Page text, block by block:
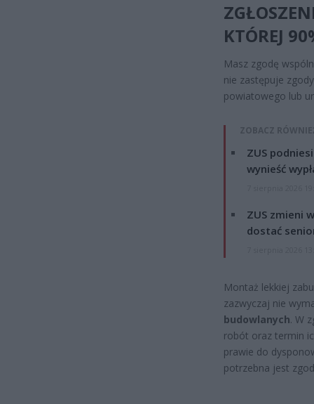
KTÓREJ
Masz zgodę
nie zastępuje
powiatowego lub
ZOBACZ
ZUS
wynieść
ZUS zmieni
dostać
Montaż lekkiej
zazwyczaj nie
budowlanych. W
robót oraz termin
prawie do
potrzebna jest